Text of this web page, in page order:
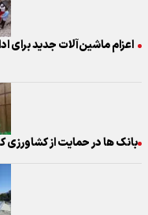
اعزام ماشین‌آلات جدید
بانک ها در حمایت از کشاورزی